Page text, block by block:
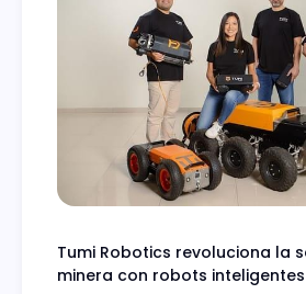
Tumi Robotics revoluciona la
minera con robots inteligentes